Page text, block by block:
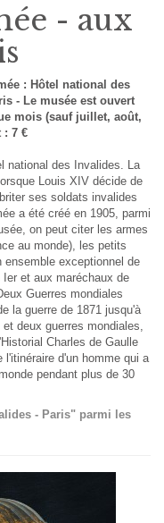
- aux
: Hôtel national des
- Le musée est ouvert
mois (sauf juillet, août,
: 7 €
national des Invalides. La
Louis XIV décide de
ses soldats invalides
a été créé en 1905, parmi
on peut citer les armes
au monde), les petits
ensemble exceptionnel de
et aux maréchaux de
Guerres mondiales
la guerre de 1871 jusqu'à
deux guerres mondiales,
Charles de Gaulle
l'itinéraire d'un homme qui a
pendant plus de 30
- Paris" parmi les